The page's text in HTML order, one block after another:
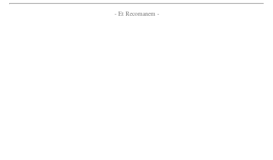
- Et Recomanem -